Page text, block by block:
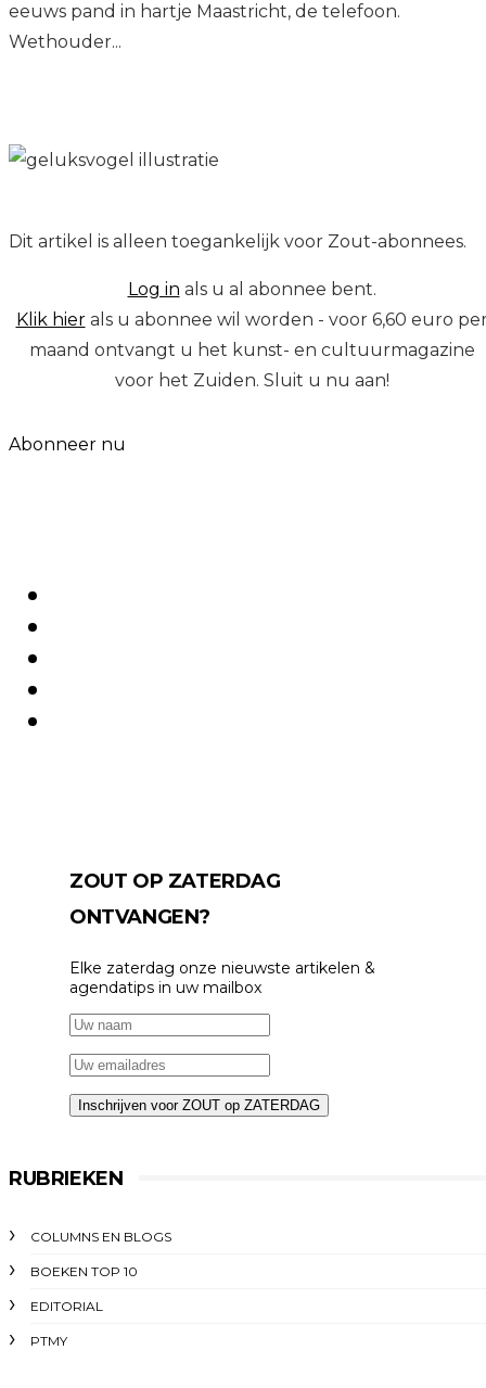
eeuws pand in hartje Maastricht, de telefoon.
Wethouder...
Dit artikel is alleen toegankelijk voor Zout-abonnees.
Log in als u al abonnee bent.
Klik hierals u abonnee wil worden - voor 6,60 euro
maand ontvangt u het kunst- en cultuurmagazine
voor het Zuiden. Sluit u nu aan!
Abonneer nu
ZOUT OP ZATERDAG
ONTVANGEN?
Elke zaterdag onze nieuwste artikelen &
agendatips in uw mailbox
RUBRIEKEN
COLUMNS EN BLOGS
BOEKEN TOP 10
EDITORIAL
PTMY